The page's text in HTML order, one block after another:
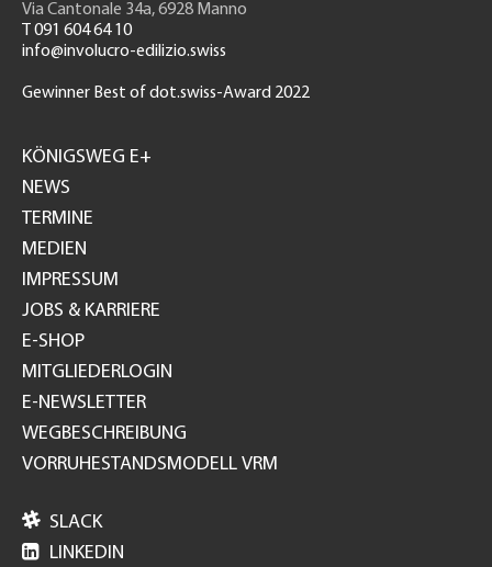
Via Cantonale 34a, 6928 Manno
T 091 604 64 10
info@involucro-edilizio.swiss
Gewinner Best of dot.swiss-Award 2022
GH
KÖNIGSWEG E+
NEWS
TERMINE
MEDIEN
IMPRESSUM
JOBS & KARRIERE
E-SHOP
MITGLIEDERLOGIN
E-NEWSLETTER
WEGBESCHREIBUNG
VORRUHESTANDSMODELL VRM
 SLACK
 LINKEDIN